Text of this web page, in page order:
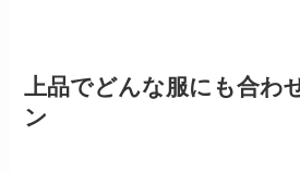
上品でどんな服にも合わ
ン